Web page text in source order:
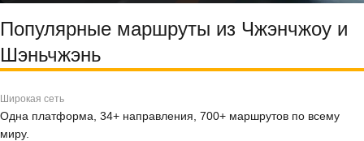
Популярные маршруты из Чжэнчжоу и
Шэньчжэнь
Широкая сеть
Одна платформа, 34+ направления, 700+ маршрутов по всему
миру.